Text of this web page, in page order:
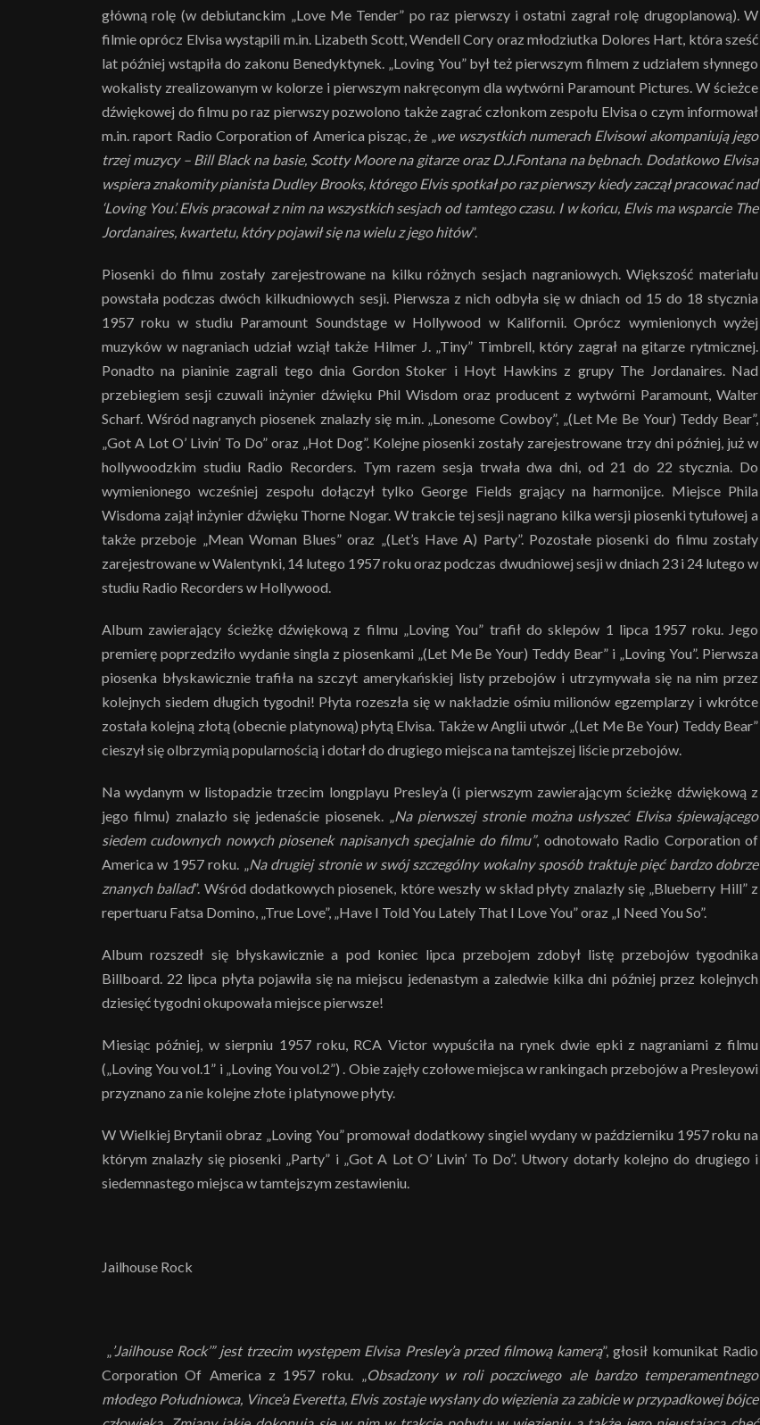
główną rolę (w debiutanckim „Love Me Tender” po raz pierwszy i ostatni zagrał rolę drugoplanową). W
filmie oprócz Elvisa wystąpili m.in. Lizabeth Scott, Wendell Cory oraz młodziutka Dolores Hart, która sześć
lat później wstąpiła do zakonu Benedyktynek. „Loving You” był też pierwszym filmem z udziałem słynnego
wokalisty zrealizowanym w kolorze i pierwszym nakręconym dla wytwórni Paramount Pictures. W ścieżce
dźwiękowej do filmu po raz pierwszy pozwolono także zagrać członkom zespołu Elvisa o czym informował
m.in. raport Radio Corporation of America pisząc, że „we wszystkich numerach Elvisowi akompaniują jego
trzej muzycy – Bill Black na basie, Scotty Moore na gitarze oraz D.J.Fontana na bębnach. Dodatkowo Elvisa
wspiera znakomity pianista Dudley Brooks, którego Elvis spotkał po raz pierwszy kiedy zaczął pracować nad
‘Loving You’. Elvis pracował z nim na wszystkich sesjach od tamtego czasu. I w końcu, Elvis ma wsparcie The
Jordanaires, kwartetu, który pojawił się na wielu z jego hitów”.
Piosenki do filmu zostały zarejestrowane na kilku różnych sesjach nagraniowych. Większość materiału
powstała podczas dwóch kilkudniowych sesji. Pierwsza z nich odbyła się w dniach od 15 do 18 stycznia
1957 roku w studiu Paramount Soundstage w Hollywood w Kalifornii. Oprócz wymienionych wyżej
muzyków w nagraniach udział wziął także Hilmer J. „Tiny” Timbrell, który zagrał na gitarze rytmicznej.
Ponadto na pianinie zagrali tego dnia Gordon Stoker i Hoyt Hawkins z grupy The Jordanaires. Nad
przebiegiem sesji czuwali inżynier dźwięku Phil Wisdom oraz producent z wytwórni Paramount, Walter
Scharf. Wśród nagranych piosenek znalazły się m.in. „Lonesome Cowboy”, „(Let Me Be Your) Teddy Bear”,
„Got A Lot O’ Livin’ To Do” oraz „Hot Dog”. Kolejne piosenki zostały zarejestrowane trzy dni później, już w
hollywoodzkim studiu Radio Recorders. Tym razem sesja trwała dwa dni, od 21 do 22 stycznia. Do
wymienionego wcześniej zespołu dołączył tylko George Fields grający na harmonijce. Miejsce Phila
Wisdoma zajął inżynier dźwięku Thorne Nogar. W trakcie tej sesji nagrano kilka wersji piosenki tytułowej a
także przeboje „Mean Woman Blues” oraz „(Let’s Have A) Party”. Pozostałe piosenki do filmu zostały
zarejestrowane w Walentynki, 14 lutego 1957 roku oraz podczas dwudniowej sesji w dniach 23 i 24 lutego w
studiu Radio Recorders w Hollywood.
Album zawierający ścieżkę dźwiękową z filmu „Loving You” trafił do sklepów 1 lipca 1957 roku. Jego
premierę poprzedziło wydanie singla z piosenkami „(Let Me Be Your) Teddy Bear” i „Loving You”. Pierwsza
piosenka błyskawicznie trafiła na szczyt amerykańskiej listy przebojów i utrzymywała się na nim przez
kolejnych siedem długich tygodni! Płyta rozeszła się w nakładzie ośmiu milionów egzemplarzy i wkrótce
została kolejną złotą (obecnie platynową) płytą Elvisa. Także w Anglii utwór „(Let Me Be Your) Teddy Bear”
cieszył się olbrzymią popularnością i dotarł do drugiego miejsca na tamtejszej liście przebojów.
Na wydanym w listopadzie trzecim longplayu Presley’a (i pierwszym zawierającym ścieżkę dźwiękową z
jego filmu) znalazło się jedenaście piosenek. „Na pierwszej stronie można usłyszeć Elvisa śpiewającego
siedem cudownych nowych piosenek napisanych specjalnie do filmu”, odnotowało Radio Corporation of
America w 1957 roku. „Na drugiej stronie w swój szczególny wokalny sposób traktuje pięć bardzo dobrze
znanych ballad”. Wśród dodatkowych piosenek, które weszły w skład płyty znalazły się „Blueberry Hill” z
repertuaru Fatsa Domino, „True Love”, „Have I Told You Lately That I Love You” oraz „I Need You So”.
Album rozszedł się błyskawicznie a pod koniec lipca przebojem zdobył listę przebojów tygodnika
Billboard. 22 lipca płyta pojawiła się na miejscu jedenastym a zaledwie kilka dni później przez kolejnych
dziesięć tygodni okupowała miejsce pierwsze!
Miesiąc później, w sierpniu 1957 roku, RCA Victor wypuściła na rynek dwie epki z nagraniami z filmu
(„Loving You vol.1” i „Loving You vol.2”) . Obie zajęły czołowe miejsca w rankingach przebojów a Presleyowi
przyznano za nie kolejne złote i platynowe płyty.
W Wielkiej Brytanii obraz „Loving You” promował dodatkowy singiel wydany w październiku 1957 roku na
którym znalazły się piosenki „Party” i „Got A Lot O’ Livin’ To Do”. Utwory dotarły kolejno do drugiego i
siedemnastego miejsca w tamtejszym zestawieniu.
Jailhouse Rock
„’Jailhouse Rock’” jest trzecim występem Elvisa Presley’a przed filmową kamerą”, głosił komunikat Radio
Corporation Of America z 1957 roku. „Obsadzony w roli poczciwego ale bardzo temperamentnego
młodego Południowca, Vince’a Everetta, Elvis zostaje wysłany do więzienia za zabicie w przypadkowej bójce